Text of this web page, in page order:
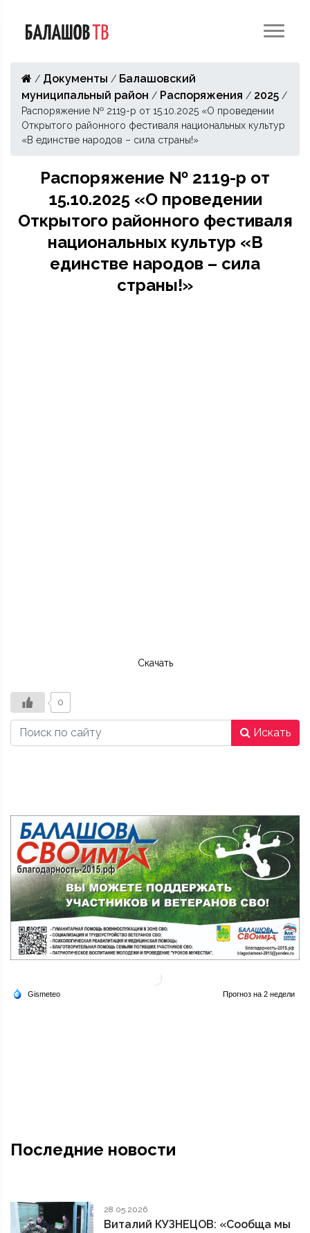
/ Документы / Балашовский
муниципальный район / Распоряжения / 2025 /
Распоряжение № 2119-р от 15.10.2025 «О проведении
Открытого районного фестиваля национальных культур
«В единстве народов – сила страны!»
Распоряжение № 2119-р от
15.10.2025 «О проведении
Открытого районного фестиваля
национальных культур «В
единстве народов – сила
страны!»
Скачать
0
Искать
Последние новости
28.05.2026
Виталий КУЗНЕЦОВ: «Сообща мы